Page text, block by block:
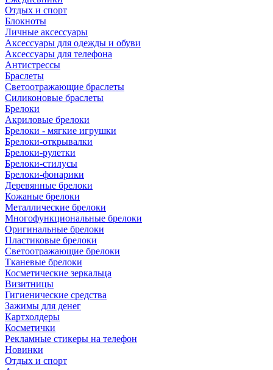
Отдых и спорт
Блокноты
Личные аксессуары
Аксессуары для одежды и обуви
Аксессуары для телефона
Антистрессы
Браслеты
Светоотражающие браслеты
Силиконовые браслеты
Брелоки
Акриловые брелоки
Брелоки - мягкие игрушки
Брелоки-открывалки
Брелоки-рулетки
Брелоки-стилусы
Брелоки-фонарики
Деревянные брелоки
Кожаные брелоки
Металлические брелоки
Многофункциональные брелоки
Оригинальные брелоки
Пластиковые брелоки
Светоотражающие брелоки
Тканевые брелоки
Косметические зеркальца
Визитницы
Гигиенические средства
Зажимы для денег
Картхолдеры
Косметички
Рекламные стикеры на телефон
Новинки
Отдых и спорт